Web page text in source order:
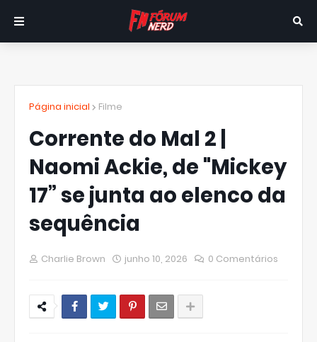
Página inicial Filme
Corrente do Mal 2 |
Naomi Ackie, de "Mickey
17” se junta ao elenco da
sequência
Charlie Brown junho 10, 2026 0 Comentários